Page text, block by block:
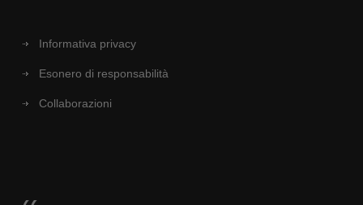
Informativa privacy
Esonero di responsabilità
Collaborazioni